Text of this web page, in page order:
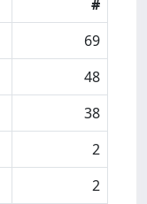
#
69
48
38
2
2